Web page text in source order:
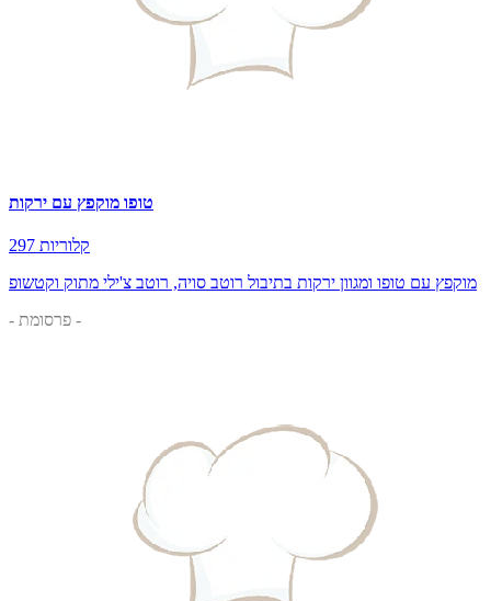
טופו מוקפץ עם ירקות
297 קלוריות
מוקפץ עם טופו ומגוון ירקות בתיבול רוטב סויה, רוטב צ'ילי מתוק וקטשופ
- פרסומת -